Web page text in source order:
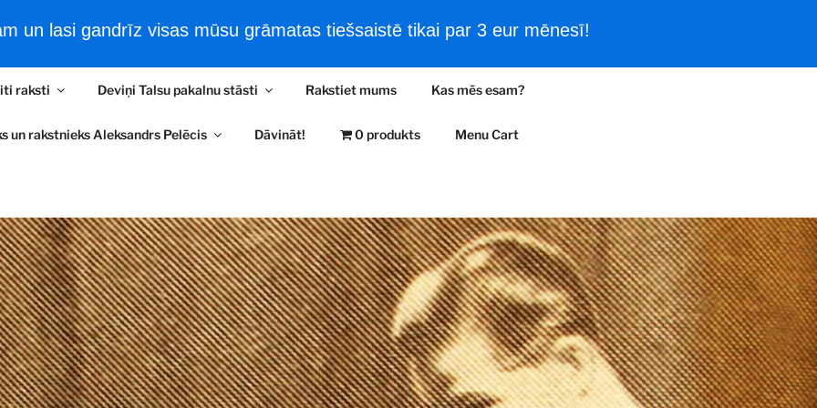
un lasi gandrīz visas mūsu grāmatas tiešsaistē tikai par 3 eur mēnesī!
PELĒČA LASĪTAVA
un kultūrvēsturi
filmas Tiešsaistes e-Grāmatas Filmas un vēsturiski kadri
raksti Deviņi Talsu pakalnu stāsti Rakstiet mums Kas mēs esam?
un rakstnieks Aleksandrs Pelēcis Dāvināt! 0 produkts Menu Cart